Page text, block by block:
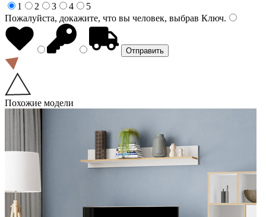
1
2 3 4
5
Пожалуйста, докажите, что вы человек, выбрав Ключ.
Похожие модели